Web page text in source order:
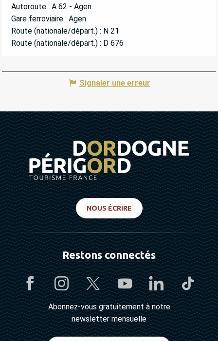
Autoroute : A 62 - Agen
Gare ferroviaire : Agen
Route (nationale/départ.) : N 21
Route (nationale/départ.) : D 676
Signaler une erreur
NOUS ÉCRIRE
Restons connectés
Abonnez-vous gratuitement à notre
newsletter mensuelle